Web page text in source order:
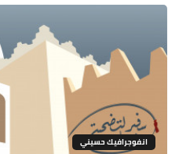
انفوجرافيك حسيني